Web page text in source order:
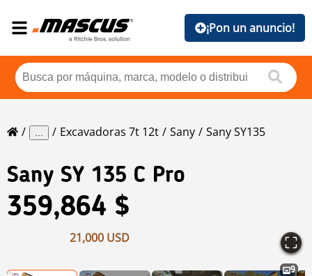
¡Pon un anuncio!
... Excavadoras 7t 12t Sany Sany SY135
Sany SY 135 C Pro
359,864 $
21,000 USD
9